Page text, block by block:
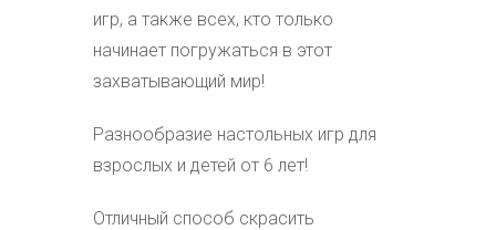
игр, а также всех, кто только
начинает погружаться в этот
захватывающий мир!
Разнообразие настольных игр для
взрослых и детей от 6 лет!
Отличный способ скрасить